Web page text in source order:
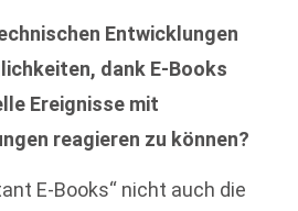
Entwicklungen
dank E-Books
Ereignisse mit
reagieren zu können?
E-Books“ nicht auch die